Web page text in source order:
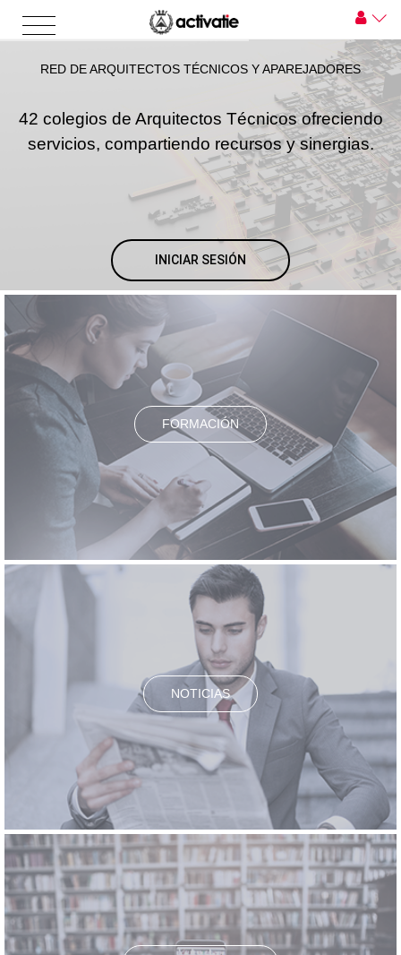
RED DE ARQUITECTOS TÉCNICOS Y APAREJADORES
42 colegios de Arquitectos Técnicos ofreciendo
servicios, compartiendo recursos y sinergias.
INICIAR SESIÓN
FORMACIÓN
NOTICIAS